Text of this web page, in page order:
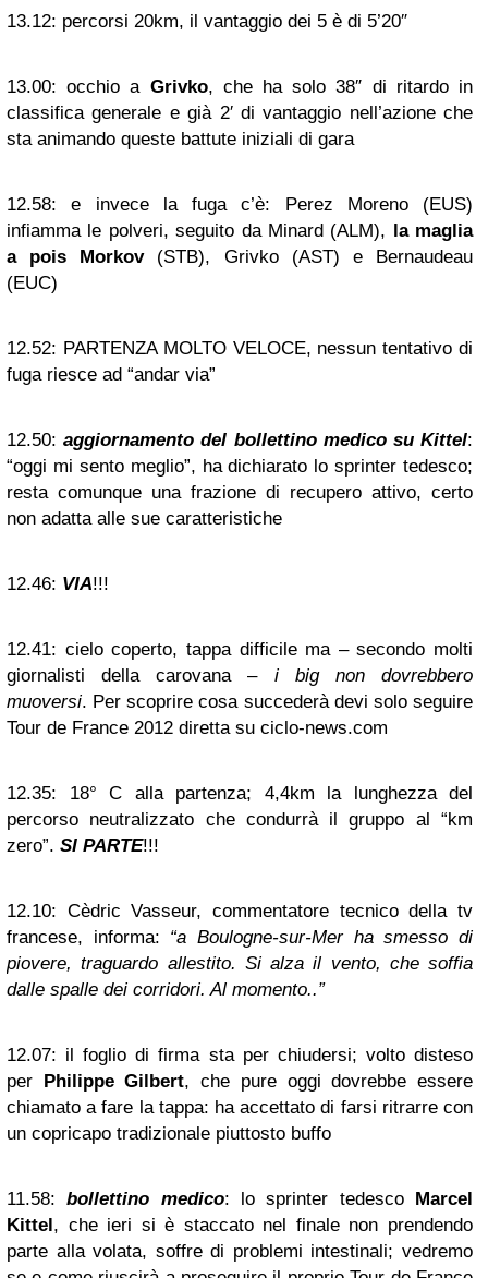
13.12: percorsi 20km, il vantaggio dei 5 è di 5’20″
13.00: occhio a Grivko, che ha solo 38″ di ritardo in
classifica generale e già 2′ di vantaggio nell’azione che
sta animando queste battute iniziali di gara
12.58: e invece la fuga c’è: Perez Moreno (EUS)
infiamma le polveri, seguito da Minard (ALM), la maglia
a pois Morkov(STB), Grivko (AST) e Bernaudeau
(EUC)
12.52: PARTENZA MOLTO VELOCE, nessun tentativo di
fuga riesce ad “andar via”
12.50: aggiornamento del bollettino medico su Kittel:
“oggi mi sento meglio”, ha dichiarato lo sprinter tedesco;
resta comunque una frazione di recupero attivo, certo
non adatta alle sue caratteristiche
12.46: VIA!!!
12.41: cielo coperto, tappa difficile ma – secondo molti
giornalisti della carovana – i big non dovrebbero
muoversi. Per scoprire cosa succederà devi solo seguire
Tour de France 2012 diretta su ciclo-news.com
12.35: 18° C alla partenza; 4,4km la lunghezza del
percorso neutralizzato che condurrà il gruppo al “km
zero”. SI PARTE!!!
12.10: Cèdric Vasseur, commentatore tecnico della tv
francese, informa: “a Boulogne-sur-Mer ha smesso di
piovere, traguardo allestito. Si alza il vento, che soffia
dalle spalle dei corridori. Al momento..”
12.07: il foglio di firma sta per chiudersi; volto disteso
per Philippe Gilbert, che pure oggi dovrebbe essere
chiamato a fare la tappa: ha accettato di farsi ritrarre con
un copricapo tradizionale piuttosto buffo
11.58: bollettino medico: lo sprinter tedesco Marcel
Kittel, che ieri si è staccato nel finale non prendendo
parte alla volata, soffre di problemi intestinali; vedremo